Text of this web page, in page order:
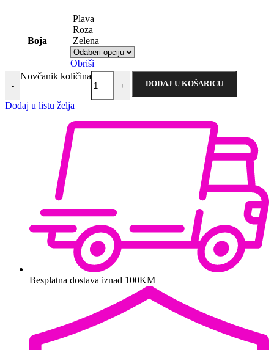
Boja
Plava
Roza
Zelena
Obriši
-
Novčanik količina
+ DODAJ U KOŠARICU
Dodaj u listu želja
Besplatna dostava iznad 100KM